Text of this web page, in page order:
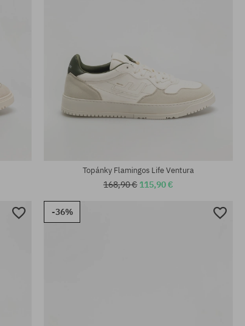
Topánky Flamingos Life Ventura
168,90 € 115,90 €
-36%